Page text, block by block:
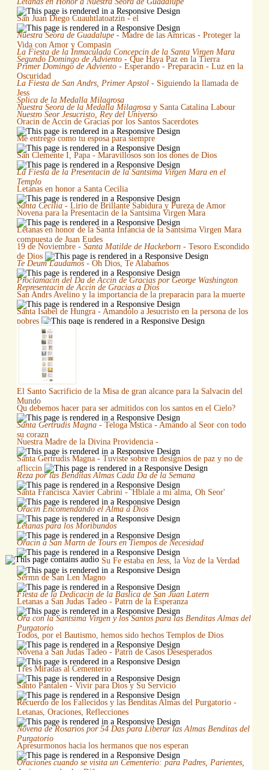
San Juan Diego Cuauhtlatoatzin - el
Nuestra Seora de Guadalupe - Madre de las Amricas - Proteger la
Vida con Amor y Compasin
La Fiesta de la Inmaculada Concepcin de la Santa Virgen Mara
Segundo Domingo de Adviento - Que Haya Paz en la Tierra
Primer Domingo de Adviento - Esperando - Preparacin - Luz en la
Oscuridad
La Fiesta de San Andrs, Primer Apstol - Siguiendo la llamada de
Jess
Splica de la Medalla Milagrosa
Nuestra Seora de la Medalla Milagrosa y Santa Catalina Labour
Nuestro Seor Jesucristo, Rey del Universo
Oracin de Accin de Gracias por los Santos Sacerdotes
Me entrego como tu esposa para siempre
San Clemente I, Papa - Maravillosos son los dones de Dios
La Fiesta de la Presentacin de la Santsima Virgen Mara en el
Templo
Letanas en honor a Santa Cecilia
Santa Cecilia - Lirio de Brillante Sabidura y Pureza de Amor
Novena para la Presentacin de la Santsima Virgen Mara
Letanas en honor de la Santa Infancia de la Santsima Virgen Mara
compuesta de Juan Eudes
19 de Noviembre - Santa Matilde de Hackeborn - Tesoro Escondido
de Dios
Te Deum Laudamos - Oh Dios, Te Alabamos
Proclamacin del Da de Accin de Gracias por George Washington
Representacin de Accin de Gracias a Dios
San Andrs Avelino y la importancia de la preparacin para la muerte
Santa Isabel de Hungra - Amandolo a Jesucristo en la persona de los
pobres
El Santo Sacrificio de la Misa de gran alcance para la Salvacin del
Mundo
Qu debemos hacer para ser admitidos con los santos en el Cielo?
Santa Gertrudis Magna - Teloga Mstica - Amando al Seor con todo
su corazn
Nuestra Madre de la Divina Providencia -
Santa Gertrudis Magna - Tuviste sobre m designios de paz y no de
afliccin
Reza por las Benditas Almas Cada Da de la Semana
Santa Francisca Xavier Cabrini - 'Hblale a mi alma, Oh Seor'
Oracin Encomendando el Alma a Dios
Letanas para los Moribundos
Oracin a San Martn de Tours en Tiempos de Necesidad
Su Fe estaba en Jess, la Voz de la Verdad
Sermn de San Len Magno
Fiesta de la Dedicacin de la Baslica de San Juan Latern
Letanas a San Judas Tadeo - Patrn de la Esperanza
Ora con la Santsima Virgen y los Santos para las Benditas Almas del
Purgatorio
Todos, por el Bautismo, hemos sido hechos Templos de Dios
Novena a San Judas Tadeo - Patrn de Casos Desesperados
Tres Miradas al Cementerio
Santo Pantalen - Vivir para Dios y Su Servicio
Recuerdo de los Fallecidos y las Benditas Almas del Purgatorio -
Letanas, Oraciones, Reflecciones
Novena de Rosarios por 54 Das para Liberar las Almas Benditas del
Purgatorio
Apresurmonos hacia los hermanos que nos esperan
Oraciones cuando se visita un Cementerio: para Padres, Parientes,